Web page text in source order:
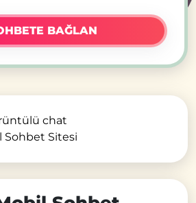
BAĞLAN
chat
Sohbet Sitesi